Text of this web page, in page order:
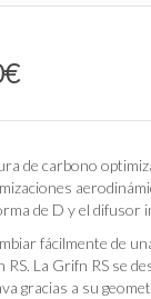
€El
actual
5,578.00€.
de carbono
de D y el difusor
fácilmente de
La Grifn RS se
gracias a su